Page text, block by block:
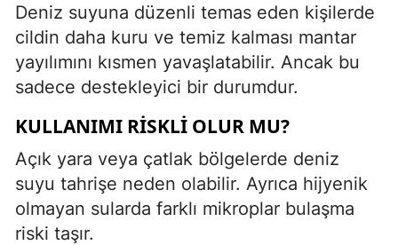
Deniz suyuna düzenli temas eden kişilerde
cildin daha kuru ve temiz kalması mantar
yayılımını kısmen yavaşlatabilir. Ancak bu
sadece destekleyici bir durumdur.
KULLANIMI RISKLI OLUR MU?
Açık yara veya çatlak bölgelerde deniz
suyu tahrişe neden olabilir. Ayrıca hijyenik
olmayan sularda farklı mikroplar bulaşma
riski taşır.